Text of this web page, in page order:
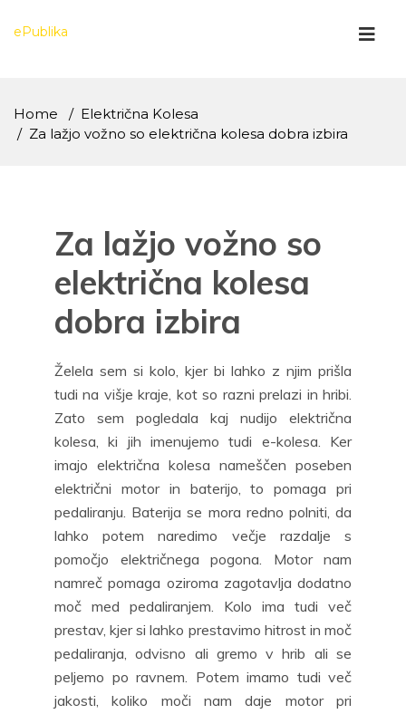
ePublika
Home
Električna Kolesa
Za lažjo vožno so električna kolesa dobra izbira
Za lažjo vožno so
električna kolesa
dobra izbira
Želela sem si kolo, kjer bi lahko z njim prišla
tudi na višje kraje, kot so razni prelazi in hribi.
Zato sem pogledala kaj nudijo električna
kolesa, ki jih imenujemo tudi e-kolesa. Ker
imajo električna kolesa nameščen poseben
električni motor in baterijo, to pomaga pri
pedaliranju. Baterija se mora redno polniti, da
lahko potem naredimo večje razdalje s
pomočjo električnega pogona. Motor nam
namreč pomaga oziroma zagotavlja dodatno
moč med pedaliranjem. Kolo ima tudi več
prestav, kjer si lahko prestavimo hitrost in moč
pedaliranja, odvisno ali gremo v hrib ali se
peljemo po ravnem. Potem imamo tudi več
jakosti, koliko moči nam daje motor pri